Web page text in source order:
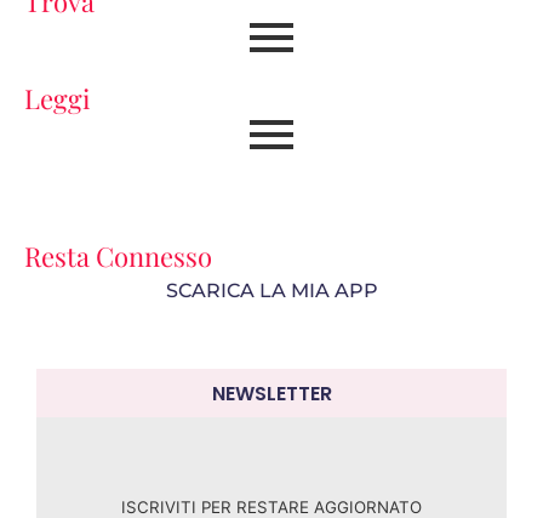
Leggi
Resta Connesso
SCARICA LA MIA APP
NEWSLETTER
ISCRIVITI PER RESTARE AGGIORNATO